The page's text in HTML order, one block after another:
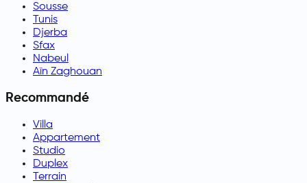
Sousse
Tunis
Djerba
Sfax
Nabeul
Aïn Zaghouan
Recommandé
Villa
Appartement
Studio
Duplex
Terrain